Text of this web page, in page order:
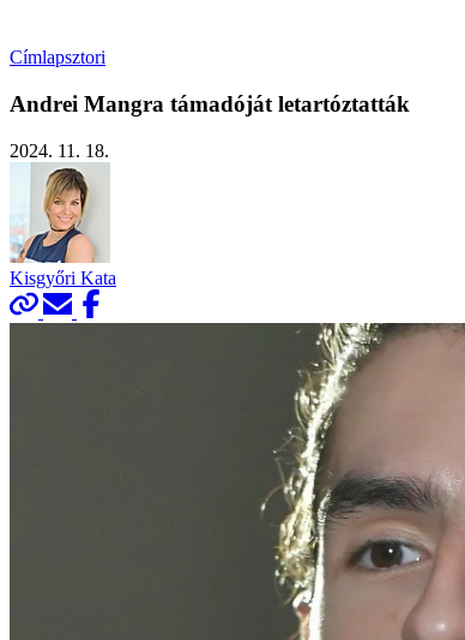
Címlapsztori
Andrei Mangra támadóját letartóztatták
2024. 11. 18.
Kisgyőri Kata